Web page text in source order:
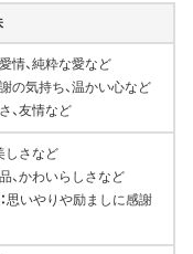
情、純粋な愛など
の気持ち、温かい心など
、友情など
しさなど
、かわいらしさなど
思いやりや励ましに感謝